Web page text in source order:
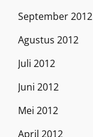
September 2012
Agustus 2012
Juli 2012
Juni 2012
Mei 2012
April 2012